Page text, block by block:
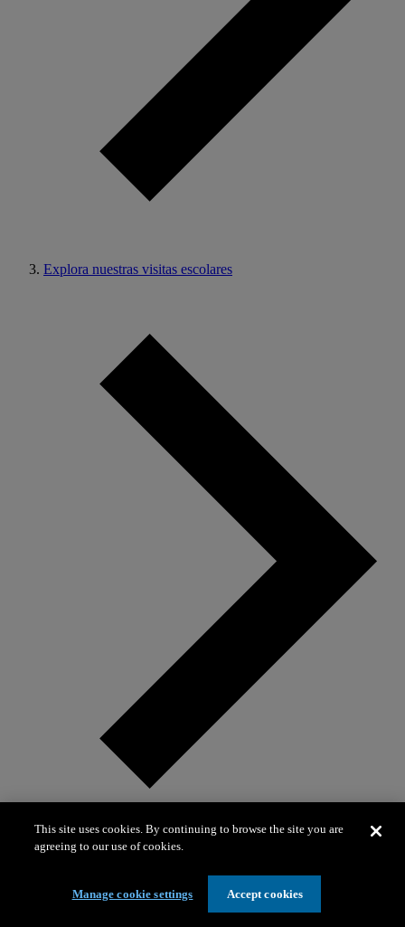
Explora nuestras visitas escolares
Visitas escolares para grados 9–12
Visitas escolares para grados 9–12
This site uses cookies. By continuing to browse the site you are
agreeing to our use of cookies.
Manage cookie settings Accept cookies